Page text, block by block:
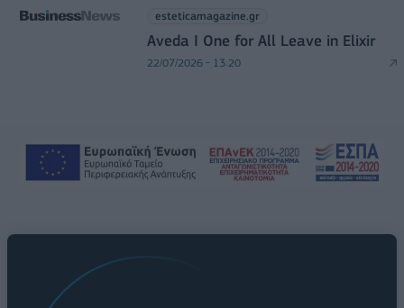
esteticamagazine.gr
Aveda I One for All Leave in Elixir
22/07/2026 - 13:20